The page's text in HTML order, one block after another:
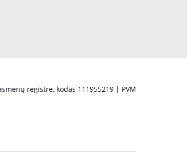
registre, kodas 111955219 | PVM